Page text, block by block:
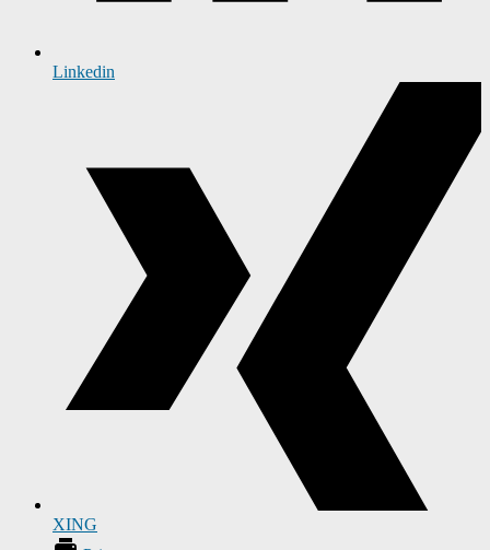
Linkedin
XING